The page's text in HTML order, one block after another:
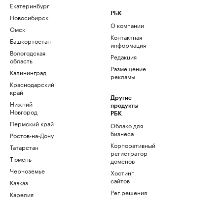
Екатеринбург
Новосибирск
Омск
Башкортостан
Вологодская
область
Калининград
Краснодарский
край
Нижний
Новгород
Пермский край
Ростов-на-Дону
Татарстан
Тюмень
Черноземье
Кавказ
Карелия
РБК
О компании
Контактная
информация
Редакция
Размещение
рекламы
Другие
продукты
РБК
Облако для
бизнеса
Корпоративный
регистратор
доменов
Хостинг
сайтов
Рег.решения